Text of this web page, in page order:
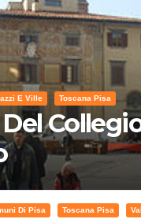
E Ville Toscana Pisa
Di Pisa Toscana Pisa